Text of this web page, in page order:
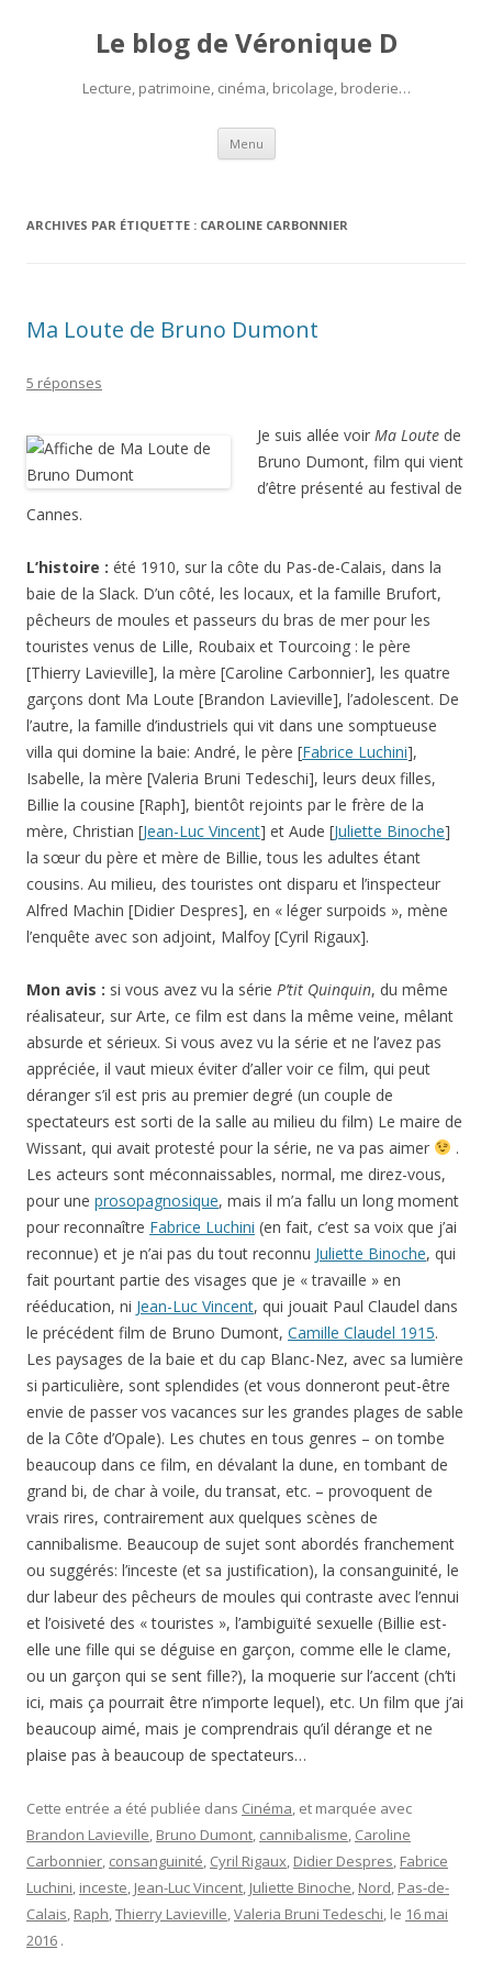
Le blog de Véronique D
Lecture, patrimoine, cinéma, bricolage, broderie…
Menu Aller
contenu
ARCHIVES PAR ÉTIQUETTE : CAROLINE CARBONNIER
Ma Loute de Bruno Dumont
5 réponses
Je suis allée voir Ma Loute de
Bruno Dumont, film qui vient
d’être présenté au festival de
Cannes.
L’histoire : été 1910, sur la côte du Pas-de-Calais, dans la
baie de la Slack. D’un côté, les locaux, et la famille Brufort,
pêcheurs de moules et passeurs du bras de mer pour les
touristes venus de Lille, Roubaix et Tourcoing : le père
[Thierry Lavieville], la mère [Caroline Carbonnier], les quatre
garçons dont Ma Loute [Brandon Lavieville], l’adolescent. De
l’autre, la famille d’industriels qui vit dans une somptueuse
villa qui domine la baie: André, le père [Fabrice Luchini],
Isabelle, la mère [Valeria Bruni Tedeschi], leurs deux filles,
Billie la cousine [Raph], bientôt rejoints par le frère de la
mère, Christian [Jean-Luc Vincent] et Aude [Juliette Binoche]
la sœur du père et mère de Billie, tous les adultes étant
cousins. Au milieu, des touristes ont disparu et l’inspecteur
Alfred Machin [Didier Despres], en « léger surpoids », mène
l’enquête avec son adjoint, Malfoy [Cyril Rigaux].
Mon avis : si vous avez vu la série P’tit Quinquin, du même
réalisateur, sur Arte, ce film est dans la même veine, mêlant
absurde et sérieux. Si vous avez vu la série et ne l’avez pas
appréciée, il vaut mieux éviter d’aller voir ce film, qui peut
déranger s’il est pris au premier degré (un couple de
spectateurs est sorti de la salle au milieu du film) Le maire de
Wissant, qui avait protesté pour la série, ne va pas aimer
.
Les acteurs sont méconnaissables, normal, me direz-vous,
pour une prosopagnosique, mais il m’a fallu un long moment
pour reconnaître Fabrice Luchini (en fait, c’est sa voix que j’ai
reconnue) et je n’ai pas du tout reconnu Juliette Binoche, qui
fait pourtant partie des visages que je « travaille » en
rééducation, ni Jean-Luc Vincent, qui jouait Paul Claudel dans
le précédent film de Bruno Dumont, Camille Claudel 1915.
Les paysages de la baie et du cap Blanc-Nez, avec sa lumière
si particulière, sont splendides (et vous donneront peut-être
envie de passer vos vacances sur les grandes plages de sable
de la Côte d’Opale). Les chutes en tous genres – on tombe
beaucoup dans ce film, en dévalant la dune, en tombant de
grand bi, de char à voile, du transat, etc. – provoquent de
vrais rires, contrairement aux quelques scènes de
cannibalisme. Beaucoup de sujet sont abordés franchement
ou suggérés: l’inceste (et sa justification), la consanguinité, le
dur labeur des pêcheurs de moules qui contraste avec l’ennui
et l’oisiveté des « touristes », l’ambiguïté sexuelle (Billie est-
elle une fille qui se déguise en garçon, comme elle le clame,
ou un garçon qui se sent fille?), la moquerie sur l’accent (ch’ti
ici, mais ça pourrait être n’importe lequel), etc. Un film que j’ai
beaucoup aimé, mais je comprendrais qu’il dérange et ne
plaise pas à beaucoup de spectateurs…
Cette entrée a été publiée dans Cinéma, et marquée avec
Brandon Lavieville, Bruno Dumont, cannibalisme, Caroline
Carbonnier, consanguinité, Cyril Rigaux, Didier Despres, Fabrice
Luchini, inceste, Jean-Luc Vincent, Juliette Binoche, Nord, Pas-de-
Calais, Raph,Thierry Lavieville,Valeria Bruni Tedeschi, le 16 mai
2016 .